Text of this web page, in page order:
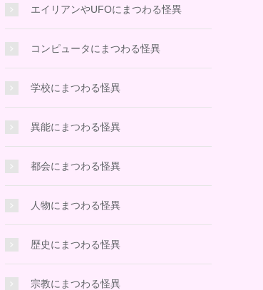
エイリアンやUFOにまつわる怪異
コンピュータにまつわる怪異
学校にまつわる怪異
異能にまつわる怪異
都会にまつわる怪異
人物にまつわる怪異
歴史にまつわる怪異
宗教にまつわる怪異